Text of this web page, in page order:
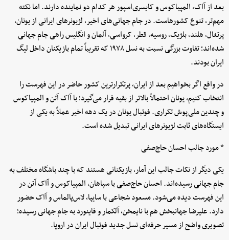
بعد از آاک، المپیاکوس و کایسری‌اسپور هر کدام دو نماینده دارند. اما نکته
مهم‌تر، تنوع کشورهاست. در جام جهانی‌های اخیر، لژیونرهای ایرانی از یونان،
پرتغال، هلند، بلژیک، روسیه، قطر، کرواسی، آلمان و انگلیس راهی جام جهانی
شده‌اند؛ تفاوت بزرگی نسبت به نسل ۱۹۷۸ که تقریباً تمام بازیکنان داخل لیگ
ایران بودند.
در واقع اگر بخواهیم بعد از ایران، پرتکرارترین کشور حاضر در این فهرست را
انتخاب کنیم، یونان احتمالاً بالاتر از بقیه قرار می‌گیرد؛ با آاک آتن و المپیاکوس
و چندین ملی‌پوش تکراری. فوتبال یونان در یک دهه اخیر عملاً به یکی از
ایستگاه‌های ثابت لژیونرهای ایرانی تبدیل شده است.
* مورد جالب احسان حاج‌صفی
یکی دیگر از نکات جالب این آمار، بازیکنانی هستند که با چند باشگاه مختلف به
جام جهانی رسیده‌اند. احسان حاج‌صفی با سپاهان، المپیاکوس و آاک آتن در
این فهرست دیده می‌شود. مسعود شجاعی با سایپا، لاس‌پالماس و آاک حضور
دارد. علیرضا جهانبخش هم با نایمخن، آلکمار و فاینورد به جام جهانی رسیده؛
تصویری واضح از مسیر حرفه‌ای نسل جدید فوتبال ایران در اروپا.